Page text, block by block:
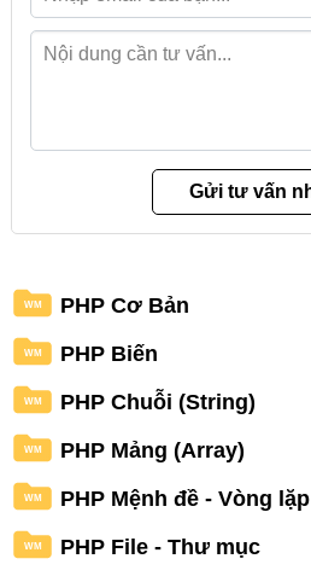
WM PHP Cơ Bản
WM PHP Biến
WM PHP Chuỗi (String)
WM PHP Mảng (Array)
WM PHP Mệnh đề - Vòng lặp
WM PHP File - Thư mục